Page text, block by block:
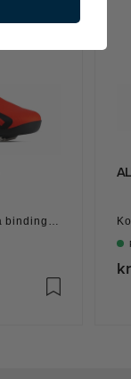
Skøytesko med Rottefella bindingssystem